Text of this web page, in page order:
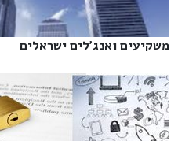
משקיעים ואנג'לים ישראלים‎